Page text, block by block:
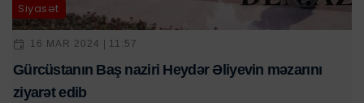
Siyasət
16 MAR 2024 | 11:57
Gürcüstanın Baş naziri Heydər Əliyevin məzarını
ziyarət edib